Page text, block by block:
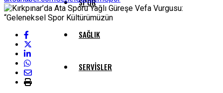
SAĞLIK
SERVISLER